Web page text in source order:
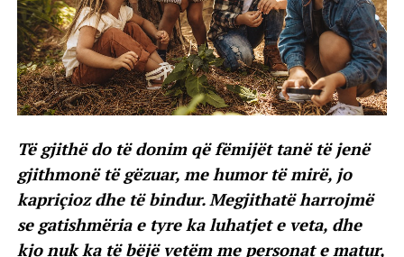
Të gjithë do të donim që fëmijët tanë të jenë
gjithmonë të gëzuar, me humor të mirë, jo
kapriçioz dhe të bindur. Megjithatë harrojmë
se gatishmëria e tyre ka luhatjet e veta, dhe
kjo nuk ka të bëjë vetëm me personat e matur,